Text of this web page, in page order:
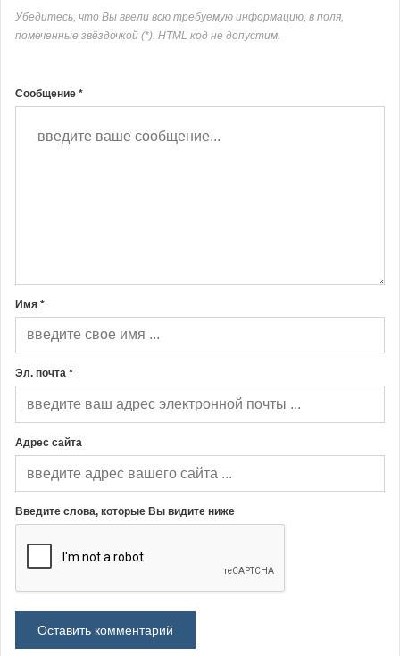
Убедитесь, что Вы ввели всю требуемую информацию, в поля,
помеченные звёздочкой (*). HTML код не допустим.
Сообщение *
Имя *
Эл. почта *
Адрес сайта
Введите слова, которые Вы видите ниже